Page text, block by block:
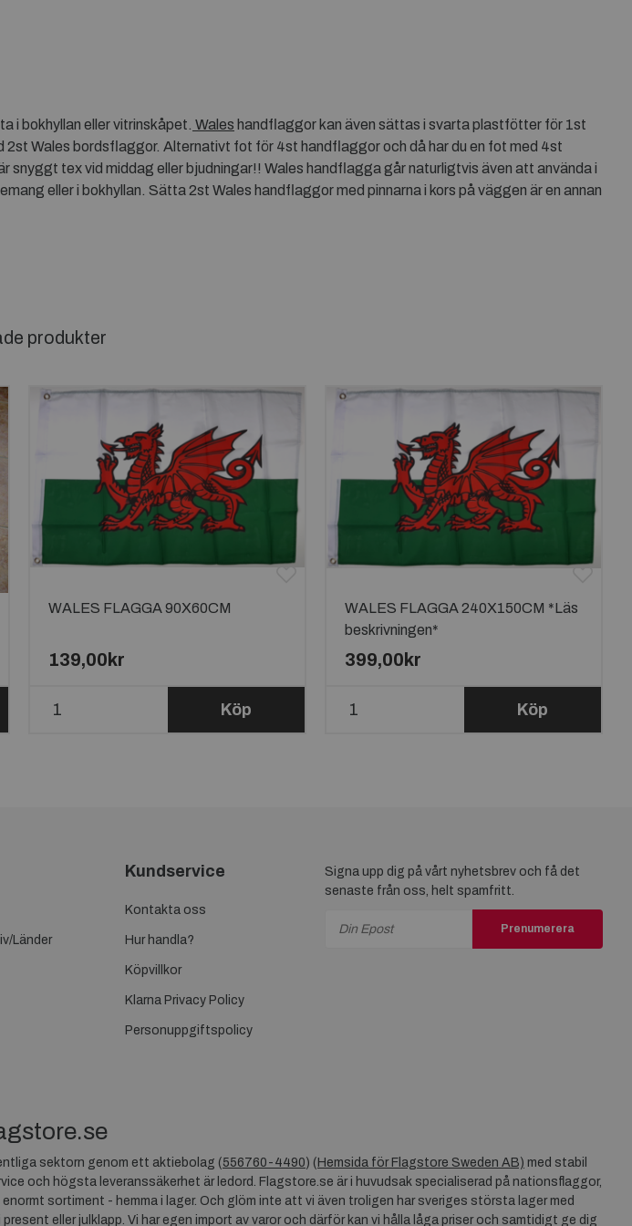
i bokhyllan eller vitrinskåpet. Wales handflaggor kan även sättas i svarta plastfötter för 1st
Wales bordsflaggor. Alternativt fot för 4st handflaggor och då har du en fot med 4st
tex vid middag eller bjudningar!! Wales handflagga går naturligtvis även att använda i
eller i bokhyllan. Sätta 2st Wales handflaggor med pinnarna i kors på väggen är en annan
produkter
WALES FLAGGA 90X60CM
139,00kr
Köp
WALES FLAGGA 240X150CM *Läs
beskrivningen*
399,00kr
Köp
Länder
Kundservice
Kontakta oss
Hur handla?
Köpvillkor
Klarna Privacy Policy
Personuppgiftspolicy
Signa upp dig på vårt nyhetsbrev och få det
senaste från oss, helt spamfritt.
Prenumerera
sektorn genom ett aktiebolag (556760-4490) ( Hemsida för Flagstore Sweden AB) med stabil
och högsta leveranssäkerhet är ledord. Flagstore.se är i huvudsak specialiserad på nationsflaggor,
sortiment - hemma i lager. Och glöm inte att vi även troligen har sveriges största lager med
eller julklapp. Vi har egen import av varor och därför kan vi hålla låga priser och samtidigt ge dig